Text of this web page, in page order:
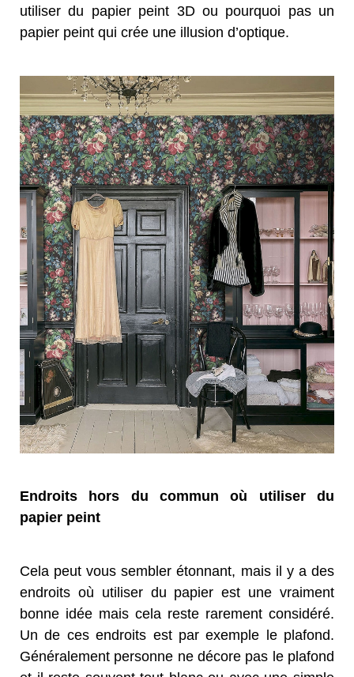
utiliser du papier peint 3D ou pourquoi pas un
papier peint qui crée une illusion d’optique.
Endroits hors du commun où utiliser du
papier peint
Cela peut vous sembler étonnant, mais il y a des
endroits où utiliser du papier est une vraiment
bonne idée mais cela reste rarement considéré.
Un de ces endroits est par exemple le plafond.
Généralement personne ne décore pas le plafond